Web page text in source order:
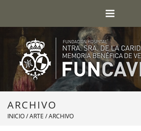
ARCHIVO
INICIO/ARTE / ARCHIVO